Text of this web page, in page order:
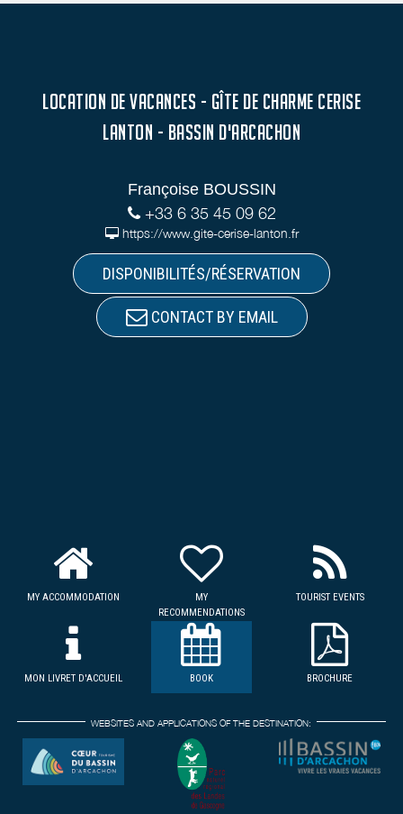
LOCATION DE VACANCES - GÎTE DE CHARME CERISE
LANTON - BASSIN D'ARCACHON
Françoise BOUSSIN
+33 6 35 45 09 62
https://www.gite-cerise-lanton.fr
DISPONIBILITÉS/RÉSERVATION
CONTACT BY EMAIL
MY ACCOMMODATION
MY
RECOMMENDATIONS
TOURIST EVENTS
MON LIVRET D'ACCUEIL BOOK BROCHURE
WEBSITES AND APPLICATIONS OF THE DESTINATION: